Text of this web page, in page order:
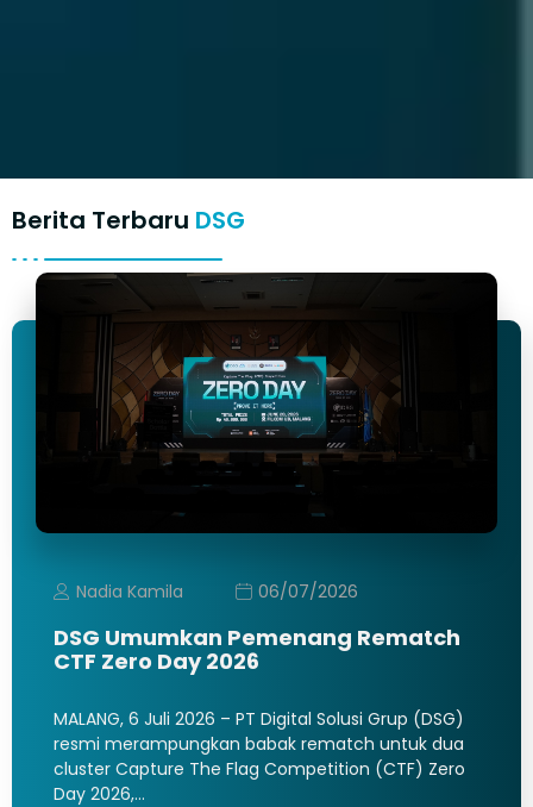
Berita Terbaru DSG
Nadia Kamila 06/07/2026
DSG Umumkan Pemenang Rematch
CTF Zero Day 2026
MALANG, 6 Juli 2026 – PT Digital Solusi Grup (DSG)
resmi merampungkan babak rematch untuk dua
cluster Capture The Flag Competition (CTF) Zero
Day 2026,…